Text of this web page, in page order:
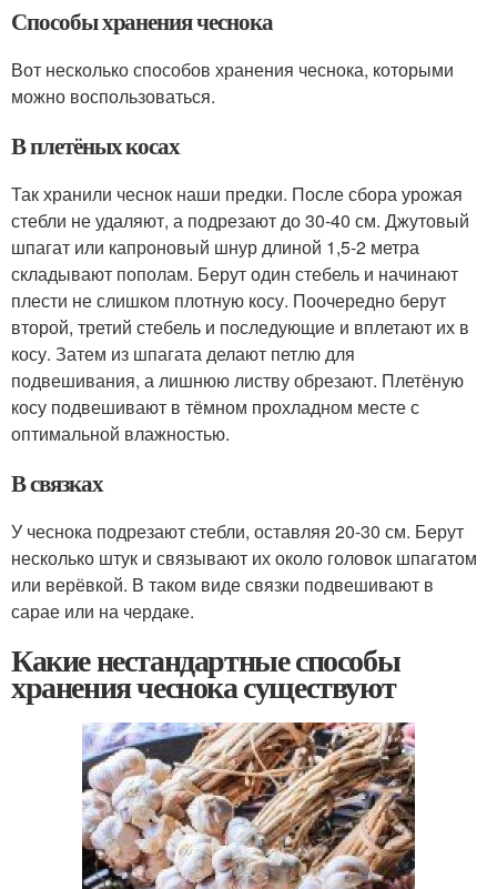
Способы хранения чеснока
Вот несколько способов хранения чеснока, которыми
можно воспользоваться.
В плетёных косах
Так хранили чеснок наши предки. После сбора урожая
стебли не удаляют, а подрезают до 30-40 см. Джутовый
шпагат или капроновый шнур длиной 1,5-2 метра
складывают пополам. Берут один стебель и начинают
плести не слишком плотную косу. Поочередно берут
второй, третий стебель и последующие и вплетают их в
косу. Затем из шпагата делают петлю для
подвешивания, а лишнюю листву обрезают. Плетёную
косу подвешивают в тёмном прохладном месте с
оптимальной влажностью.
В связках
У чеснока подрезают стебли, оставляя 20-30 см. Берут
несколько штук и связывают их около головок шпагатом
или верёвкой. В таком виде связки подвешивают в
сарае или на чердаке.
Какие нестандартные способы
хранения чеснока существуют